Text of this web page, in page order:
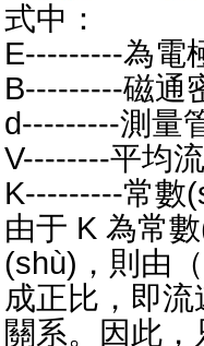
式中：
E---------為電
B---------磁通
d---------測量
V--------平均
K---------常數
由于 K 為常數
(shù)，則由（
成正比，即
關系。因此